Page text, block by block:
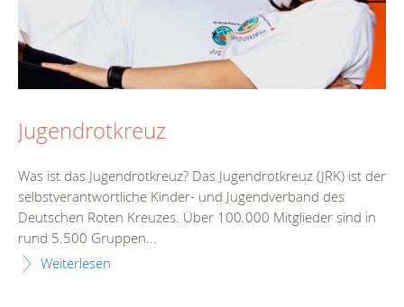
Jugendrotkreuz
Was ist das Jugendrotkreuz? Das Jugendrotkreuz (JRK) ist der
selbstverantwortliche Kinder- und Jugendverband des
Deutschen Roten Kreuzes. Über 100.000 Mitglieder sind in
rund 5.500 Gruppen...
Weiterlesen